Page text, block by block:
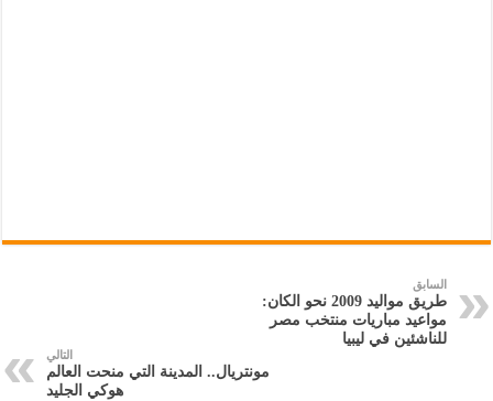
السابق
طريق مواليد 2009 نحو الكان:
مواعيد مباريات منتخب مصر
للناشئين في ليبيا
التالي
مونتريال.. المدينة التي منحت العالم
هوكي الجليد